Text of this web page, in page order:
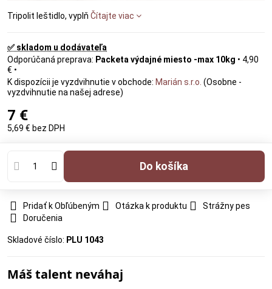
Tripolit leštidlo, vyplň Čítajte viac
✅ skladom u dodávateľa
Packeta výdajné miesto -max 10kg • 4,90
€ •
Marián s.r.o. (Osobne -
vyzdvihnutie na našej adrese)
7 €
5,69 € bez DPH
Do košíka
Pridať k Obľúbeným Otázka k produktu
Strážny pes
Doručenia
Skladové číslo: PLU 1043
Máš talent neváhaj